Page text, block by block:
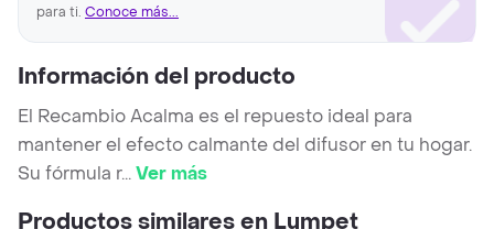
para ti. Conoce más...
Información del producto
El Recambio Acalma es el repuesto ideal para
mantener el efecto calmante del difusor en tu hogar.
Su fórmula r...Ver más
Productos similares en Lumpet